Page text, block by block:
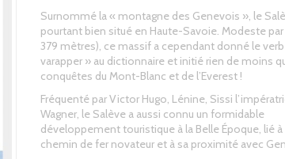
Surnommé la « montagne des Genevois », le
pourtant bien situé en Haute-Savoie. Modeste par
379 mètres), ce massif a cependant donné le
varapper » au dictionnaire et initié rien de moins
conquêtes du Mont-Blanc et de l’Everest !
Fréquenté par Victor Hugo, Lénine, Sissi
Wagner, le Salève a aussi connu un formidable
développement touristique à la Belle Époque, lié à
chemin de fer novateur et à sa proximité avec